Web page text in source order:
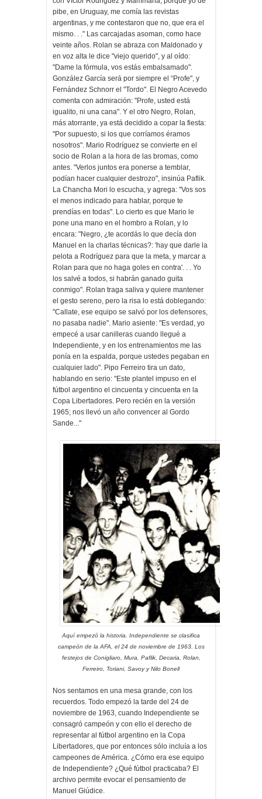
pibe, en Uruguay, me comía las revistas
argentinas, y me contestaron que no, que era el
mismo. . ." Las carcajadas asoman, como hace
veinte años. Rolan se abraza con Maldonado y
en voz alta le dice "viejo querido", y al oído:
"Dame la fórmula, vos estás embalsamado".
González García será por siempre el “Profe", y
Fernández Schnorr el "Tordo". El Negro Acevedo
comenta con admiración: "Profe, usted está
igualito, ni una cana". Y el otro Negro, Rolan,
más atorrante, ya está decidido a copar la fiesta:
"Por supuesto, si los que corríamos éramos
nosotros". Mario Rodríguez se convierte en el
socio de Rolan a la hora de las bromas, como
antes. "Verlos juntos era ponerse a temblar,
podían hacer cualquier destrozo", insinúa Paflik.
La Chancha Mori lo escucha, y agrega: "Vos sos
el menos indicado para hablar, porque te
prendías en todas". Lo cierto es que Mario le
pone una mano en el hombro a Rolan, y lo
encara: "Negro, ¿te acordás lo que decía don
Manuel en la charlas técnicas?: 'hay que darle la
pelota a Rodríguez para que la meta, y marcar a
Rolan para que no haga goles en contra'. . . Yo
los salvé a todos, si habrán ganado guita
conmigo". Rolan traga saliva y quiere mantener
el gesto sereno, pero la risa lo está doblegando:
"Callate, ese equipo se salvó por los defensores,
no pasaba nadie". Mario asiente: "Es verdad, yo
empecé a usar canilleras cuando llegué a
Independiente, y en los entrenamientos me las
ponía en la espalda, porque ustedes pegaban en
cualquier lado". Pipo Ferreiro tira un dato,
hablando en serio: "Este plantel impuso en el
fútbol argentino el cincuenta y cincuenta en la
Copa Libertadores. Pero recién en la versión
1965; nos llevó un año convencer al Gordo
Sande..."
Aquí empezó la historia. Independiente se clasifica
campeón de la AFA, el 24 de noviembre de 1963. Los
festejos de Conigliaro, Mura, Paflik, Decaria, Rolan,
Ferreiro, Toriani, Savoy y Nilo Bonell
Nos sentamos en una mesa grande, con los
recuerdos. Todo empezó la tarde del 24 de
noviembre de 1963, cuando Independiente se
consagró campeón y con ello el derecho de
representar al fútbol argentino en la Copa
Libertadores, que por entonces sólo incluía a los
campeones de América. ¿Cómo era ese equipo
de Independiente? ¿Qué fútbol practicaba? El
archivo permite evocar el pensamiento de
Manuel Giúdice.